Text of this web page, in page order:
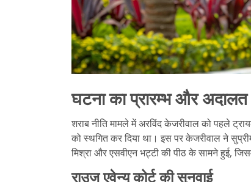
घटना का प्रारम्भ और अदालत
शराब नीति मामले में अरविंद केजरीवाल को पहले
को स्थगित कर दिया था। इस पर केजरीवाल ने
मिश्रा और एसवीएन भट्टी की पीठ के सामने हुई,
राउज एवेन्यू कोर्ट की सुनवाई